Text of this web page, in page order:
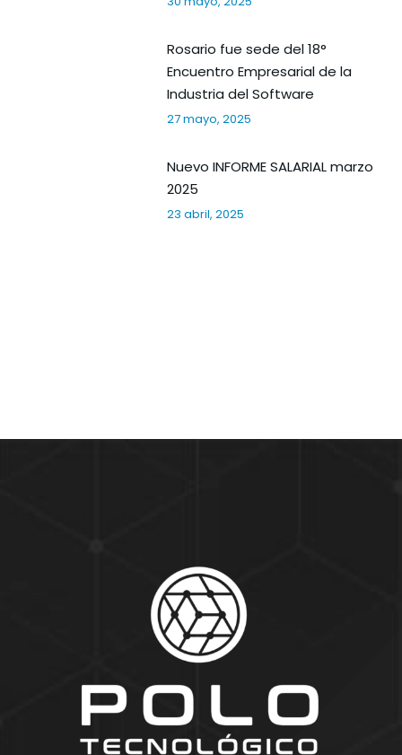
Rosario fue sede del 18°
Encuentro Empresarial de la
Industria del Software
27 mayo, 2025
Nuevo INFORME SALARIAL marzo
2025
23 abril, 2025